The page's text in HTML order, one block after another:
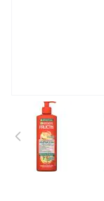
View larger